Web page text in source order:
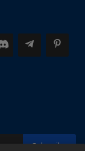
Subscribe